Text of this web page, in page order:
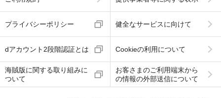
プライバシーポリシー 健全なサービスに向けて
dアカウント2段階認証とは Cookieの利用について
海賊版に関する取り組みに
ついて
お客さまのご利用端末から
の情報の外部送信について